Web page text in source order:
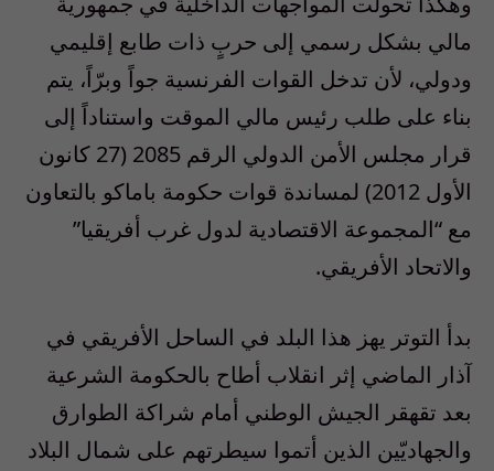
مالي بشكل رسمي إلى حربٍ ذات طابع إقليمي
ودولي، لأن تدخل القوات الفرنسية جواً وبرّاً، يتم
بناء على طلب رئيس مالي الموقت واستناداً إلى
قرار مجلس الأمن الدولي الرقم 2085 (27 كانون
الأول 2012) لمساندة قوات حكومة باماكو بالتعاون
مع “المجموعة الاقتصادية لدول غرب أفريقيا”
والاتحاد الأفريقي.
بدأ التوتر يهز هذا البلد في الساحل الأفريقي في
آذار الماضي إثر انقلاب أطاح بالحكومة الشرعية
بعد تقهقر الجيش الوطني أمام شراكة الطوارق
والجهاديّين الذين أتموا سيطرتهم على شمال البلاد